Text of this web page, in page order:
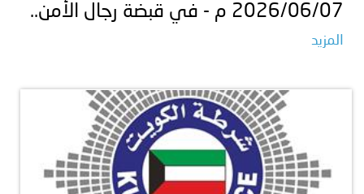
2026/06/07 م - ‏في قبضة رجال الأمن..
المزيد